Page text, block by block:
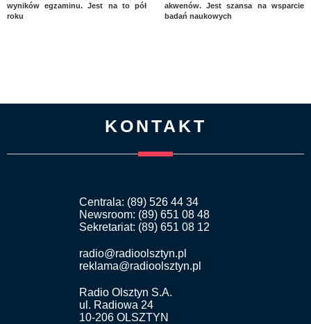
wyników egzaminu. Jest na to pół
roku
akwenów. Jest szansa na wsparcie
badań naukowych
KONTAKT
Centrala: (89) 526 44 34
Newsroom: (89) 651 08 48
Sekretariat: (89) 651 08 12
radio@radioolsztyn.pl
reklama@radioolsztyn.pl
Radio Olsztyn S.A.
ul. Radiowa 24
10-206 OLSZTYN